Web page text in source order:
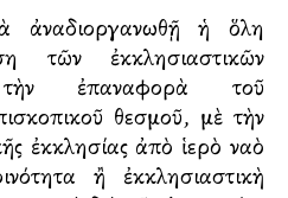
ἀναδιοργανωθῇ ἡ ὅλη
τῶν ἐκκλησιαστικῶν
ἐπαναφορὰ τοῦ
θεσμοῦ, μὲ τὴν
ἐκκλησίας ἀπὸ ἱερὸ ναὸ
ἢ ἐκκλησιαστικὴ